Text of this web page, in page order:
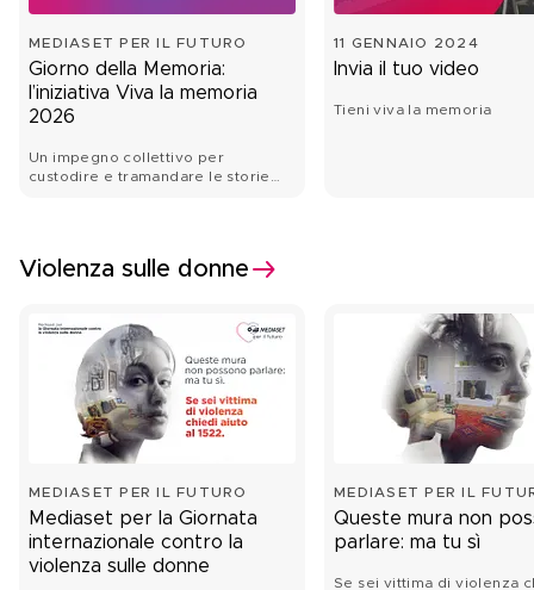
MEDIASET PER IL FUTURO
Giorno della Memoria:
l’iniziativa Viva la memoria
2026
Un impegno collettivo per
custodire e tramandare le storie
11 GENNAIO 2024
Invia il tuo video
Tieni viva la memoria
Violenza sulle donne
MEDIASET PER IL FUTURO
Mediaset per la Giornata
internazionale contro la
violenza sulle donne
MEDIASET PER IL
Queste mura non
parlare: ma tu sì
Se sei vittima di violenza